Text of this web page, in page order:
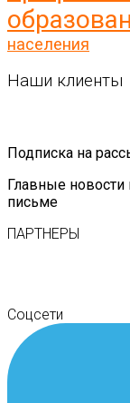
населения
Наши клиенты
Подписка на
Главные новости
письме
ПАРТНЕРЫ
Соцсети